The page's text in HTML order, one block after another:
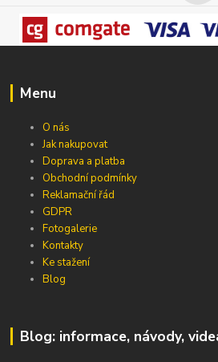
Menu
O nás
Jak nakupovat
Doprava a platba
Obchodní podmínky
Reklamační řád
GDPR
Fotogalerie
Kontakty
Ke stažení
Blog
Blog: informace, návody,